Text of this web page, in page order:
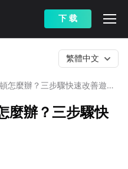
下 载
怎麼辦？三步驟快速改善遊戲
繁體中文
麼辦？三步驟快